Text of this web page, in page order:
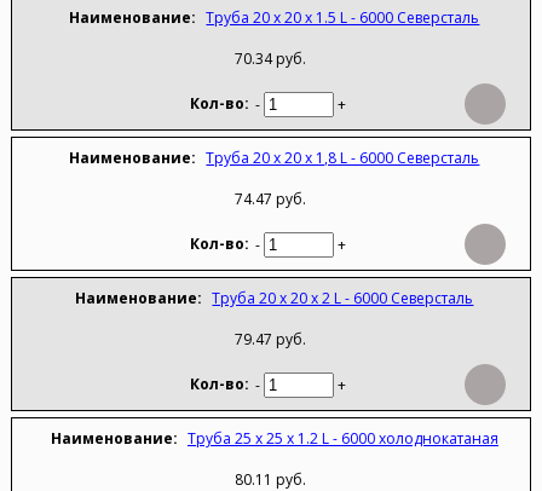
Труба 20 х 20 х 1.5 L - 6000 Северсталь
70.34 руб.
- +
Труба 20 х 20 х 1,8 L - 6000 Северсталь
74.47 руб.
- +
Труба 20 х 20 х 2 L - 6000 Северсталь
79.47 руб.
- +
Труба 25 х 25 х 1.2 L - 6000 холоднокатаная
80.11 руб.